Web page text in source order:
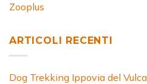
Zooplus
ARTICOLI RECENTI
Dog Trekking Ippovia del